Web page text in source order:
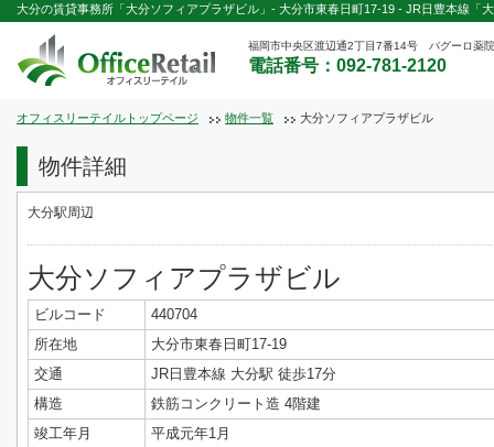
大分の賃貸事務所「大分ソフィアプラザビル」- 大分市東春日町17‐19 - JR日豊本線「
福岡市中央区渡辺通2丁目7番14号 パグーロ薬
電話番号：092-781-2120
オフィスリーテイルトップページ 物件一覧 大分ソフィアプラザビル
物件詳細
大分駅周辺
大分ソフィアプラザビル
ビルコード
440704
所在地
大分市東春日町17‐19
交通
JR日豊本線 大分駅 徒歩17分
構造
鉄筋コンクリート造 4階建
竣工年月
平成元年1月